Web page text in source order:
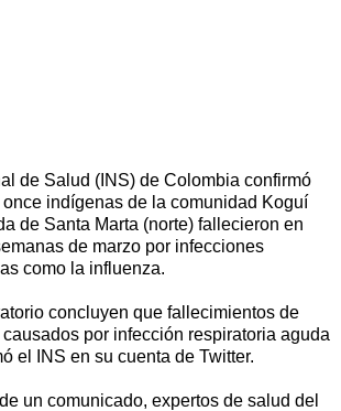
de Salud (INS) de Colombia confirmó
indígenas de la comunidad Koguí
de Santa Marta (norte) fallecieron en
de marzo por infecciones
como la influenza.
concluyen que fallecimientos de
por infección respiratoria aguda
el INS en su cuenta de Twitter.
un comunicado, expertos de salud del